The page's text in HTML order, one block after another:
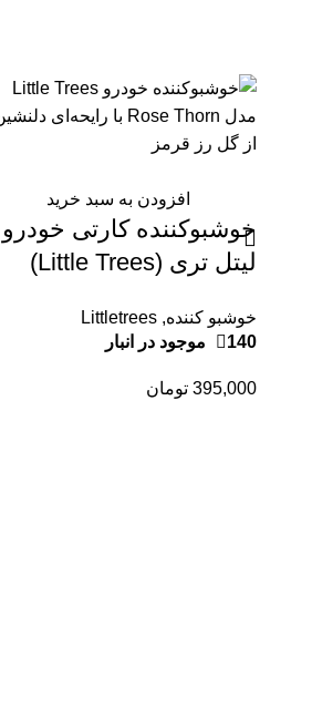
افزودن به سبد خرید
خوشبوکننده کارتی خودرو
لیتل تری (Little Trees)
رز ماندگار و اورجینال
خوشبو کننده,
Littletrees
140 موجود در انبار
395,000 تومان